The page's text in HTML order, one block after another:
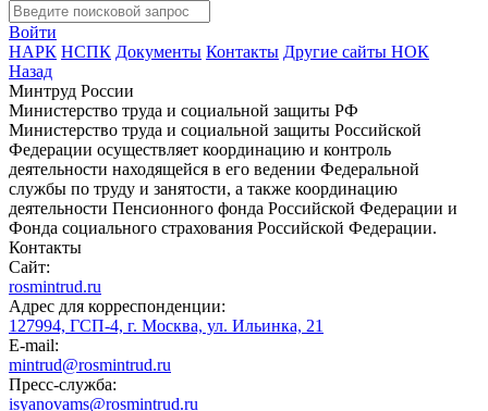
Войти
НАРК НСПК Документы Контакты Другие сайты НОК
Назад
Минтруд России
Министерство труда и социальной защиты РФ
Министерство труда и социальной защиты Российской
Федерации осуществляет координацию и контроль
деятельности находящейся в его ведении Федеральной
службы по труду и занятости, а также координацию
деятельности Пенсионного фонда Российской Федерации и
Фонда социального страхования Российской Федерации.
Контакты
Сайт:
rosmintrud.ru
Адрес для корреспонденции:
127994, ГСП-4, г. Москва, ул. Ильинка, 21
E-mail:
mintrud@rosmintrud.ru
Пресс-служба:
isyanovams@rosmintrud.ru